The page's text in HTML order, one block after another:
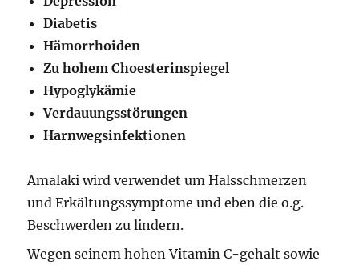
Diabetis
Hämorrhoiden
Zu hohem Choesterinspiegel
Hypoglykämie
Verdauungsstörungen
Harnwegsinfektionen
Amalaki wird verwendet um Halsschmerzen
und Erkältungssymptome und eben die o.g.
Beschwerden zu lindern.
Wegen seinem hohen Vitamin C-gehalt sowie